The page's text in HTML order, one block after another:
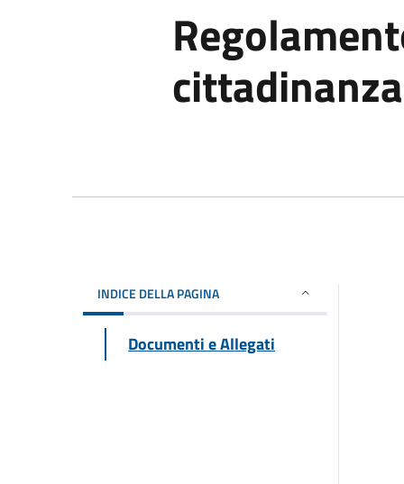
INDICE DELLA PAGINA
Documenti e Allegati